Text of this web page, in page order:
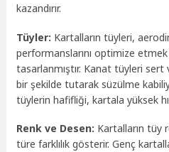
kazandırır.
Tüyler: Kartalların tüyleri,
performanslarını optimize
tasarlanmıştır. Kanat tüyleri sert
bir şekilde tutarak süzülme
tüylerin hafifliği, kartala yüksek
Renk ve Desen: Kartalların tüy
türe farklılık gösterir. Genç